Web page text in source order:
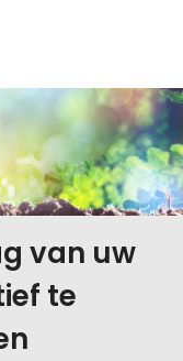
van uw
te